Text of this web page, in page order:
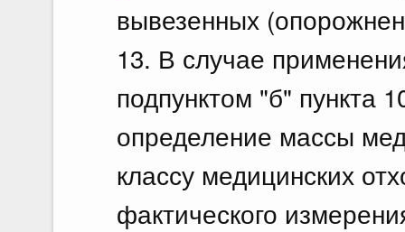
вывезенных
13. В случае
подпунктом "б" пункта
определение массы
классу медицинских
фактического